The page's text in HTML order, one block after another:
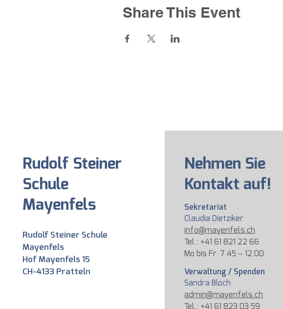
Share This Event
Rudolf Steiner
Schule
Mayenfels
Rudolf Steiner Schule
Mayenfels
Hof Mayenfels 15
CH-4133 Pratteln
Nehmen Sie
Kontakt auf!
Sekretariat
Claudia Dietziker
info@mayenfels.ch
Tel.: +41 61 821 22 66
Mo bis Fr 7.45 – 12.00
Verwaltung / Spenden
Sandra Bloch
admin@mayenfels.ch
Tel.: +41 61 823 03 59